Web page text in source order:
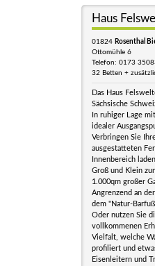
Haus
01824 Rosenthal
Ottomühle 6
Telefon: 0173
32 Betten +
Das Haus
Sächsische
In ruhiger Lage
idealer
Verbringen Sie
ausgestatteten
Innenbereich
Groß und Klein
1.000qm großer
Angrenzend an
dem "Natur-
Oder nutzen Sie
vollkommenen
Vielfalt, welche
profiliert und
Eisenleitern und